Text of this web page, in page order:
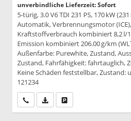
unverbindliche Lieferzeit: Sofort
5-türig, 3.0 V6 TDI 231 PS, 170 kW
Automatik, Verbrennungsmotor
Kraftstoffverbrauch kombiniert 8,2 l/
Emission kombiniert 206.00 g/km
Außenfarbe: Purewhite, Zustand,
Zustand, Fahrfähigkeit: fahrtauglich,
Keine Schäden feststellbar, Zustand:
121234
Wir rufen Sie anPDF-Datei, Fahrzeugexposé